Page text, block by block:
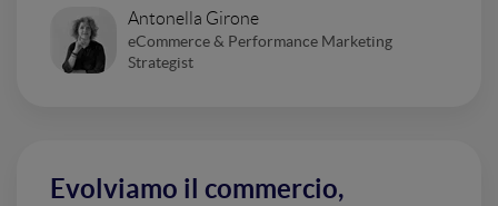
Antonella Girone
eCommerce & Performance Marketing
Strategist
Evolviamo il commercio,